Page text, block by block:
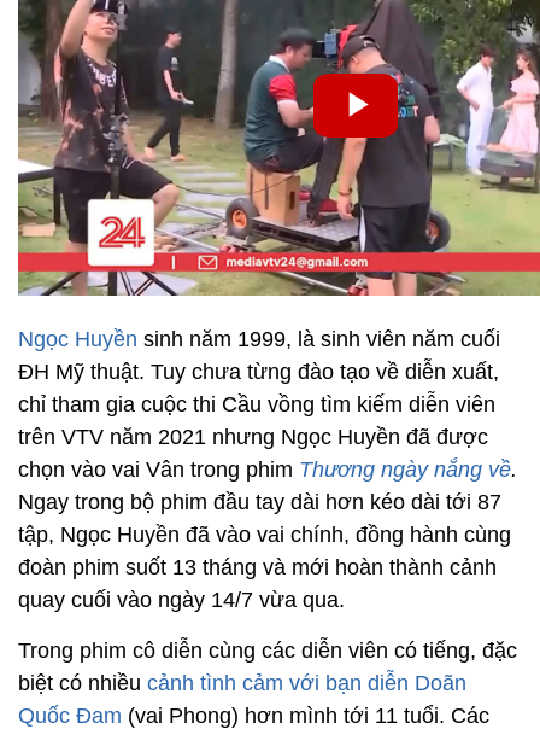
Ngọc Huyền sinh năm 1999, là sinh viên năm cuối
ĐH Mỹ thuật. Tuy chưa từng đào tạo về diễn xuất,
chỉ tham gia cuộc thi Cầu vồng tìm kiếm diễn viên
trên VTV năm 2021 nhưng Ngọc Huyền đã được
chọn vào vai Vân trong phim Thương ngày nắng về.
Ngay trong bộ phim đầu tay dài hơn kéo dài tới 87
tập, Ngọc Huyền đã vào vai chính, đồng hành cùng
đoàn phim suốt 13 tháng và mới hoàn thành cảnh
quay cuối vào ngày 14/7 vừa qua.
Trong phim cô diễn cùng các diễn viên có tiếng, đặc
biệt có nhiều cảnh tình cảm với bạn diễn Doãn
Quốc Đam (vai Phong) hơn mình tới 11 tuổi. Các